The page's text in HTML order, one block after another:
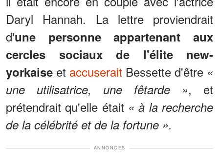
Daryl Hannah. La lettre proviendrait
d'une personne appartenant aux
cercles sociaux de l'élite new-
yorkaise et accuserait Bessette d'être «
une utilisatrice, une fêtarde », et
prétendrait qu'elle était « à la recherche
de la célébrité et de la fortune ».
ANNONCES